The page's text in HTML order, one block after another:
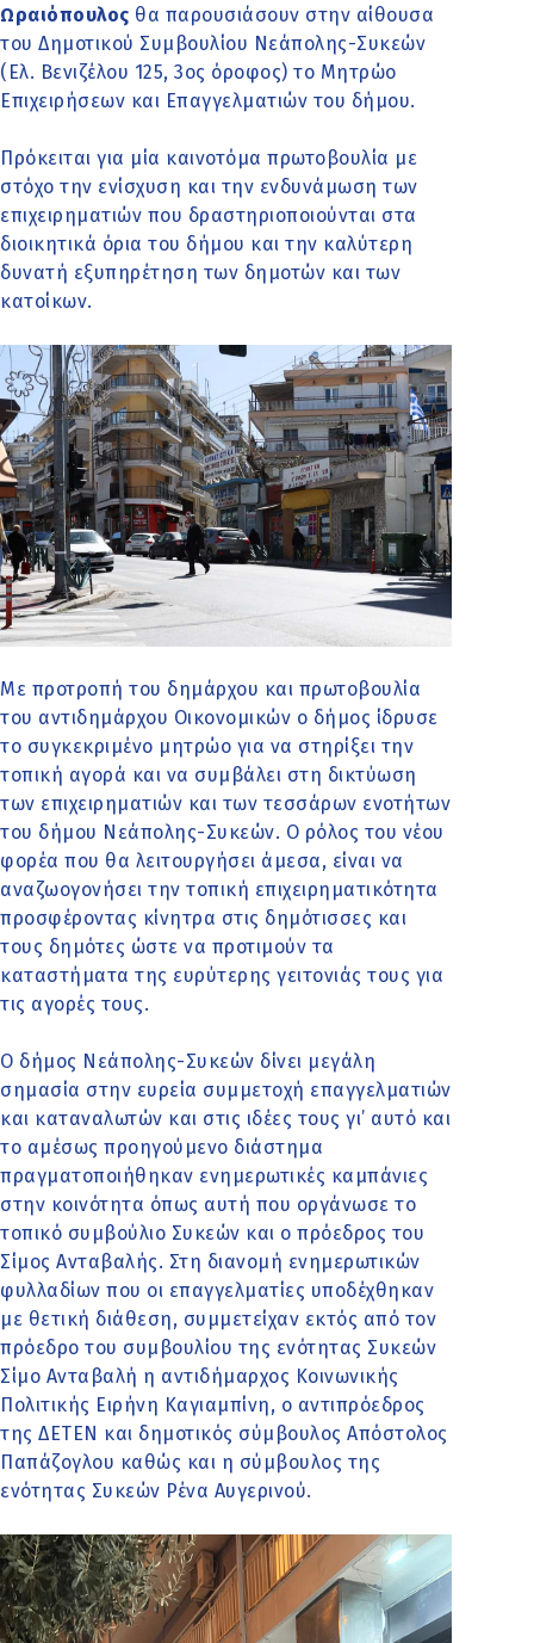
Ωραιόπουλος θα παρουσιάσουν στην αίθουσα
του Δημοτικού Συμβουλίου Νεάπολης-Συκεών
(Ελ. Βενιζέλου 125, 3ος όροφος) το Μητρώο
Επιχειρήσεων και Επαγγελματιών του δήμου.
Πρόκειται για μία καινοτόμα πρωτοβουλία με
στόχο την ενίσχυση και την ενδυνάμωση των
επιχειρηματιών που δραστηριοποιούνται στα
διοικητικά όρια του δήμου και την καλύτερη
δυνατή εξυπηρέτηση των δημοτών και των
κατοίκων.
Με προτροπή του δημάρχου και πρωτοβουλία
του αντιδημάρχου Οικονομικών ο δήμος ίδρυσε
το συγκεκριμένο μητρώο για να στηρίξει την
τοπική αγορά και να συμβάλει στη δικτύωση
των επιχειρηματιών και των τεσσάρων ενοτήτων
του δήμου Νεάπολης-Συκεών. Ο ρόλος του νέου
φορέα που θα λειτουργήσει άμεσα, είναι να
αναζωογονήσει την τοπική επιχειρηματικότητα
προσφέροντας κίνητρα στις δημότισσες και
τους δημότες ώστε να προτιμούν τα
καταστήματα της ευρύτερης γειτονιάς τους για
τις αγορές τους.
Ο δήμος Νεάπολης-Συκεών δίνει μεγάλη
σημασία στην ευρεία συμμετοχή επαγγελματιών
και καταναλωτών και στις ιδέες τους γι’ αυτό και
το αμέσως προηγούμενο διάστημα
πραγματοποιήθηκαν ενημερωτικές καμπάνιες
στην κοινότητα όπως αυτή που οργάνωσε το
τοπικό συμβούλιο Συκεών και ο πρόεδρος του
Σίμος Ανταβαλής. Στη διανομή ενημερωτικών
φυλλαδίων που οι επαγγελματίες υποδέχθηκαν
με θετική διάθεση, συμμετείχαν εκτός από τον
πρόεδρο του συμβουλίου της ενότητας Συκεών
Σίμο Ανταβαλή η αντιδήμαρχος Κοινωνικής
Πολιτικής Ειρήνη Καγιαμπίνη, ο αντιπρόεδρος
της ΔΕΤΕΝ και δημοτικός σύμβουλος Απόστολος
Παπάζογλου καθώς και η σύμβουλος της
ενότητας Συκεών Ρένα Αυγερινού.